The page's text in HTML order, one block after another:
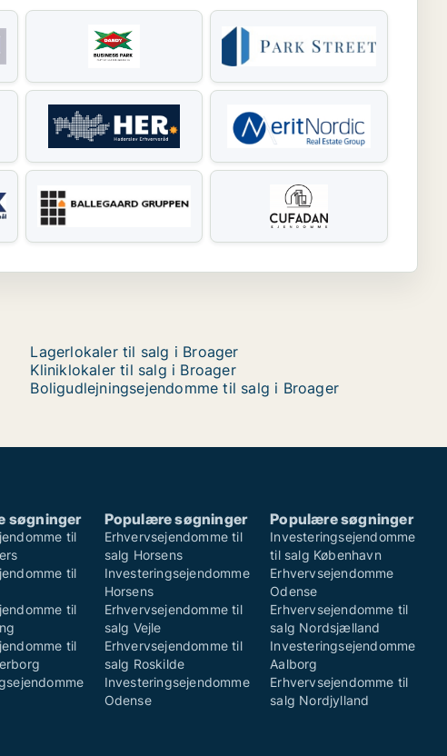
Lagerlokaler til salg i Broager
Kliniklokaler til salg i Broager
Boligudlejningsejendomme til salg i Broager
søgninger
til
til
til
til
Populære søgninger
Erhvervsejendomme til
salg Horsens
Investeringsejendomme
Horsens
Erhvervsejendomme til
salg Vejle
Erhvervsejendomme til
salg Roskilde
Investeringsejendomme
Odense
Populære søgninger
Investeringsejendomme
til salg København
Erhvervsejendomme
Odense
Erhvervsejendomme til
salg Nordsjælland
Investeringsejendomme
Aalborg
Erhvervsejendomme til
salg Nordjylland